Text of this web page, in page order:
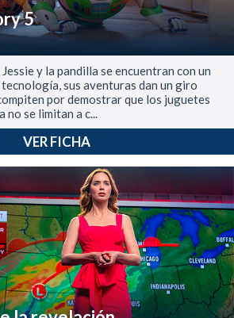
5
y la pandilla se encuentran con un
sus aventuras dan un giro
por demostrar que los juguetes
no se limitan a c...
VER FICHA